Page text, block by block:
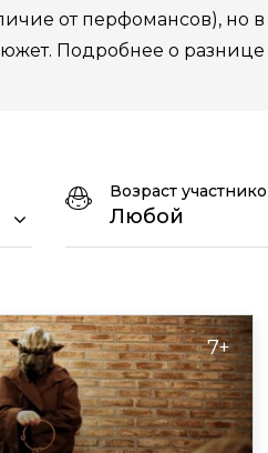
от перфомансов), но
Подробнее о разнице
Возраст
Любой
7+